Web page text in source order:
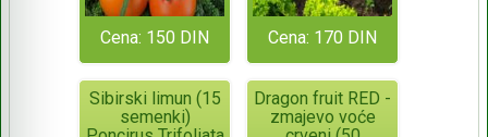
Cena: 150 DIN Cena: 170 DIN
Sibirski limun (15
semenki)
Dragon fruit RED -
zmajevo voće